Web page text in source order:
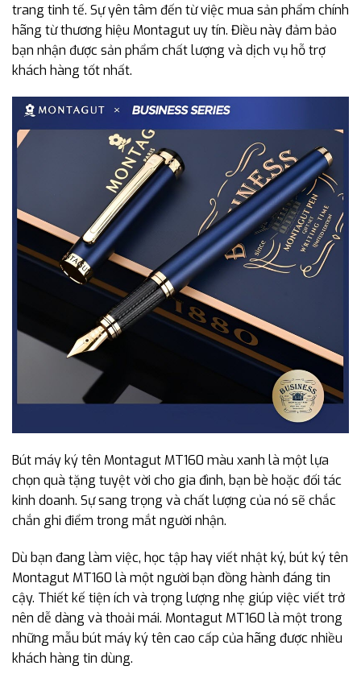
trang tinh tế. Sự yên tâm đến từ việc mua sản phẩm chính
hãng từ thương hiệu Montagut uy tín. Điều này đảm bảo
bạn nhận được sản phẩm chất lượng và dịch vụ hỗ trợ
khách hàng tốt nhất.
Bút máy ký tên Montagut MT160 màu xanh là một lựa
chọn quà tặng tuyệt vời cho gia đình, bạn bè hoặc đối tác
kinh doanh. Sự sang trọng và chất lượng của nó sẽ chắc
chắn ghi điểm trong mắt người nhận.
Dù bạn đang làm việc, học tập hay viết nhật ký, bút ký tên
Montagut MT160 là một người bạn đồng hành đáng tin
cậy. Thiết kế tiện ích và trọng lượng nhẹ giúp việc viết trở
nên dễ dàng và thoải mái. Montagut MT160 là một trong
những mẫu bút máy ký tên cao cấp của hãng được nhiều
khách hàng tin dùng.